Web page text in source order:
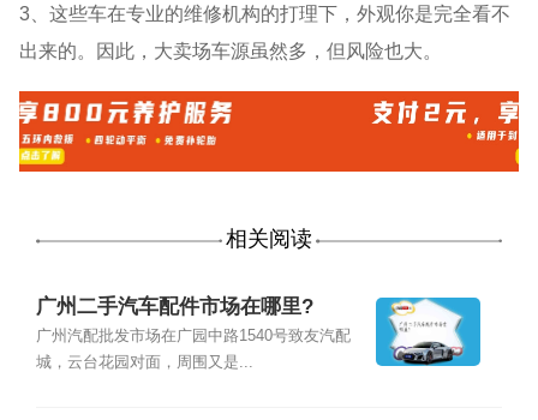
3、这些车在专业的维修机构的打理下，外观你是完全看不
出来的。因此，大卖场车源虽然多，但风险也大。
相关阅读
广州二手汽车配件市场在哪里?
广州汽配批发市场在广园中路1540号致友汽配
城，云台花园对面，周围又是...